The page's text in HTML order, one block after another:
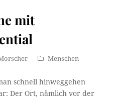
mit
Menschen
schnell hinweggehen
Der Ort, nämlich vor der